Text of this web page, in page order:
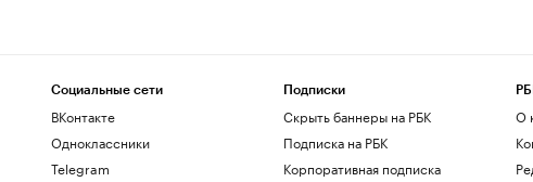
Социальные сети
ВКонтакте
Одноклассники
Telegram
Подписки
Скрыть баннеры на РБК
Подписка на РБК
Корпоративная подписка
О